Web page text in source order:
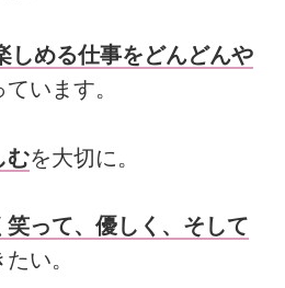
しめる仕事をどんどんや
います。
むを大切に。
笑って、優しく、そして
い。